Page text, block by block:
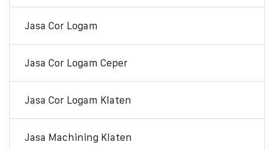
Jasa Cor Logam
Jasa Cor Logam Ceper
Jasa Cor Logam Klaten
Jasa Machining Klaten